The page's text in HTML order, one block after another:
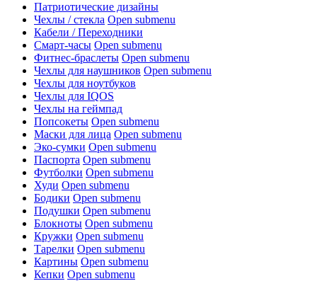
Патриотические дизайны
Чехлы / стекла Open submenu
Кабели / Переходники
Смарт-часы Open submenu
Фитнес-браслеты Open submenu
Чехлы для наушников Open submenu
Чехлы для ноутбуков
Чехлы для IQOS
Чехлы на геймпад
Попсокеты Open submenu
Маски для лица Open submenu
Эко-сумки Open submenu
Паспорта Open submenu
Футболки Open submenu
Худи Open submenu
Бодики Open submenu
Подушки Open submenu
Блокноты Open submenu
Кружки Open submenu
Тарелки Open submenu
Картины Open submenu
Кепки Open submenu